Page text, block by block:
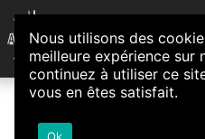
Aller au contenu
Association
Loire-Authion
Nous utilisons des
meilleure expérience sur
continuez à utiliser ce
vous en êtes satisfait.
Ok